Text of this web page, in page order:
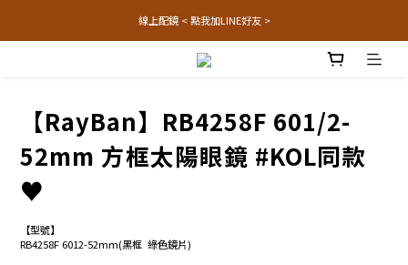
線上配鏡 < 點我加LINE好友 >
【RayBan】RB4258F 601/2-
52mm 方框太陽眼鏡 #KOL同款
♥
【型號】
RB4258F 6012-52mm(黑框  綠色鏡片)